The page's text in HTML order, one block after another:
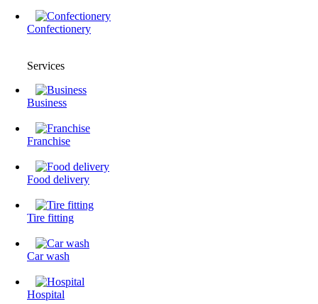
Confectionery
Services
Business
Franchise
Food delivery
Tire fitting
Сar wash
Hospital